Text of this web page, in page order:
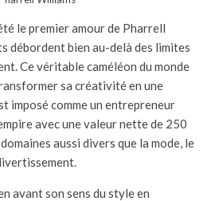
le premier amour de Pharrell
débordent bien au-delà des limites
Ce véritable caméléon du monde
sa créativité en une
imposé comme un entrepreneur
avec une valeur nette de 250
aussi divers que la mode, le
avant son sens du style en